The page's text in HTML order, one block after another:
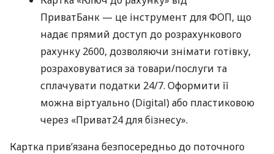
ПриватБанк — це інструмент для ФОП, що
надає прямий доступ до розрахункового
рахунку 2600, дозволяючи знімати готівку,
розраховуватися за товари/послуги та
сплачувати податки 24/7. Оформити її
можна віртуально (Digital) або пластиковою
через «Приват24 для бізнесу».
Картка прив’язана безпосередньо до поточного